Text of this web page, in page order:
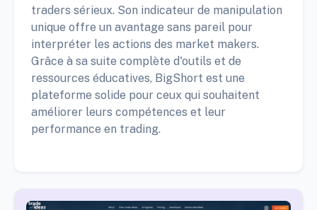
traders sérieux. Son indicateur de manipulation
unique offre un avantage sans pareil pour
interpréter les actions des market makers.
Grâce à sa suite complète d'outils et de
ressources éducatives, BigShort est une
plateforme solide pour ceux qui souhaitent
améliorer leurs compétences et leur
performance en trading.